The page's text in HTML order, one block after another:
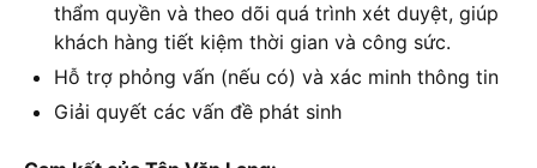
thẩm quyền và theo dõi quá trình xét duyệt, giúp
khách hàng tiết kiệm thời gian và công sức.
Hỗ trợ phỏng vấn (nếu có) và xác minh thông tin
Giải quyết các vấn đề phát sinh